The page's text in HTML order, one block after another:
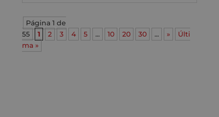
Página 1 de
55
1 2 3 4 5 ... 10 20 30 ... »
Últi
ma »